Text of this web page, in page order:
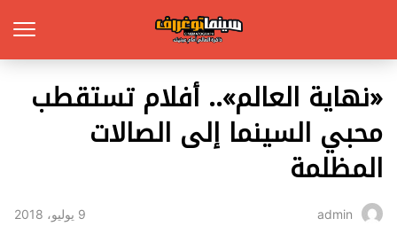
«نهاية العالم».. أفلام تستقطب
محبي السينما إلى الصالات
المظلمة
admin 9 يوليو، 2018